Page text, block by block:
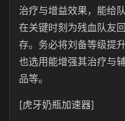
治疗与增益效果，能给
在关键时刻为残血队友
存。务必将刘备等级提
也选用能增强其治疗与
品等。
[虎牙奶瓶加速器]